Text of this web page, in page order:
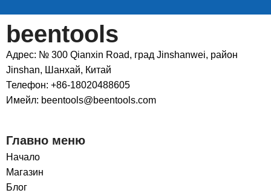
beentools
Адрес: № 300 Qianxin Road, град Jinshanwei, район
Jinshan, Шанхай, Китай
Телефон: +86-18020488605
Имейл: beentools@beentools.com
Главно меню
Начало
Магазин
Блог